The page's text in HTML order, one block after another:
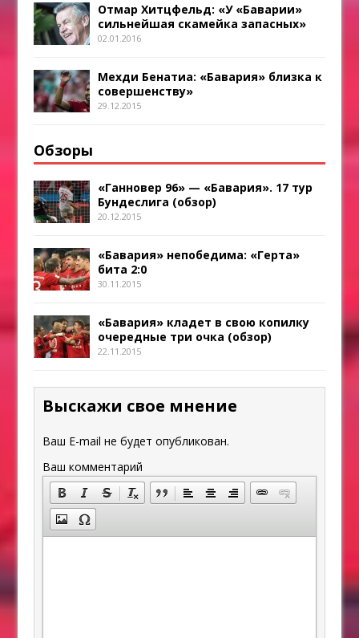
Отмар Хитцфельд: «У «Баварии»
сильнейшая скамейка запасных»
02.01.2016
Мехди Бенатиа: «Бавария» близка к
совершенству»
29.12.2015
Обзоры
«Ганновер 96» — «Бавария». 17 тур
Бундеслига (обзор)
20.12.2015
«Бавария» непобедима: «Герта»
бита 2:0
30.11.2015
«Бавария» кладет в свою копилку
очередные три очка (обзор)
22.11.2015
Выскажи свое мнение
Ваш E-mail не будет опубликован.
Ваш комментарий